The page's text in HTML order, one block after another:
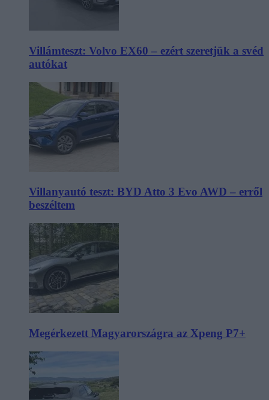
Villámteszt: Volvo EX60 – ezért szeretjük a svéd
autókat
Villanyautó teszt: BYD Atto 3 Evo AWD – erről
beszéltem
Megérkezett Magyarországra az Xpeng P7+